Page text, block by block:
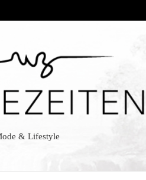
WILDE
ZEITEN
& Lifestyle